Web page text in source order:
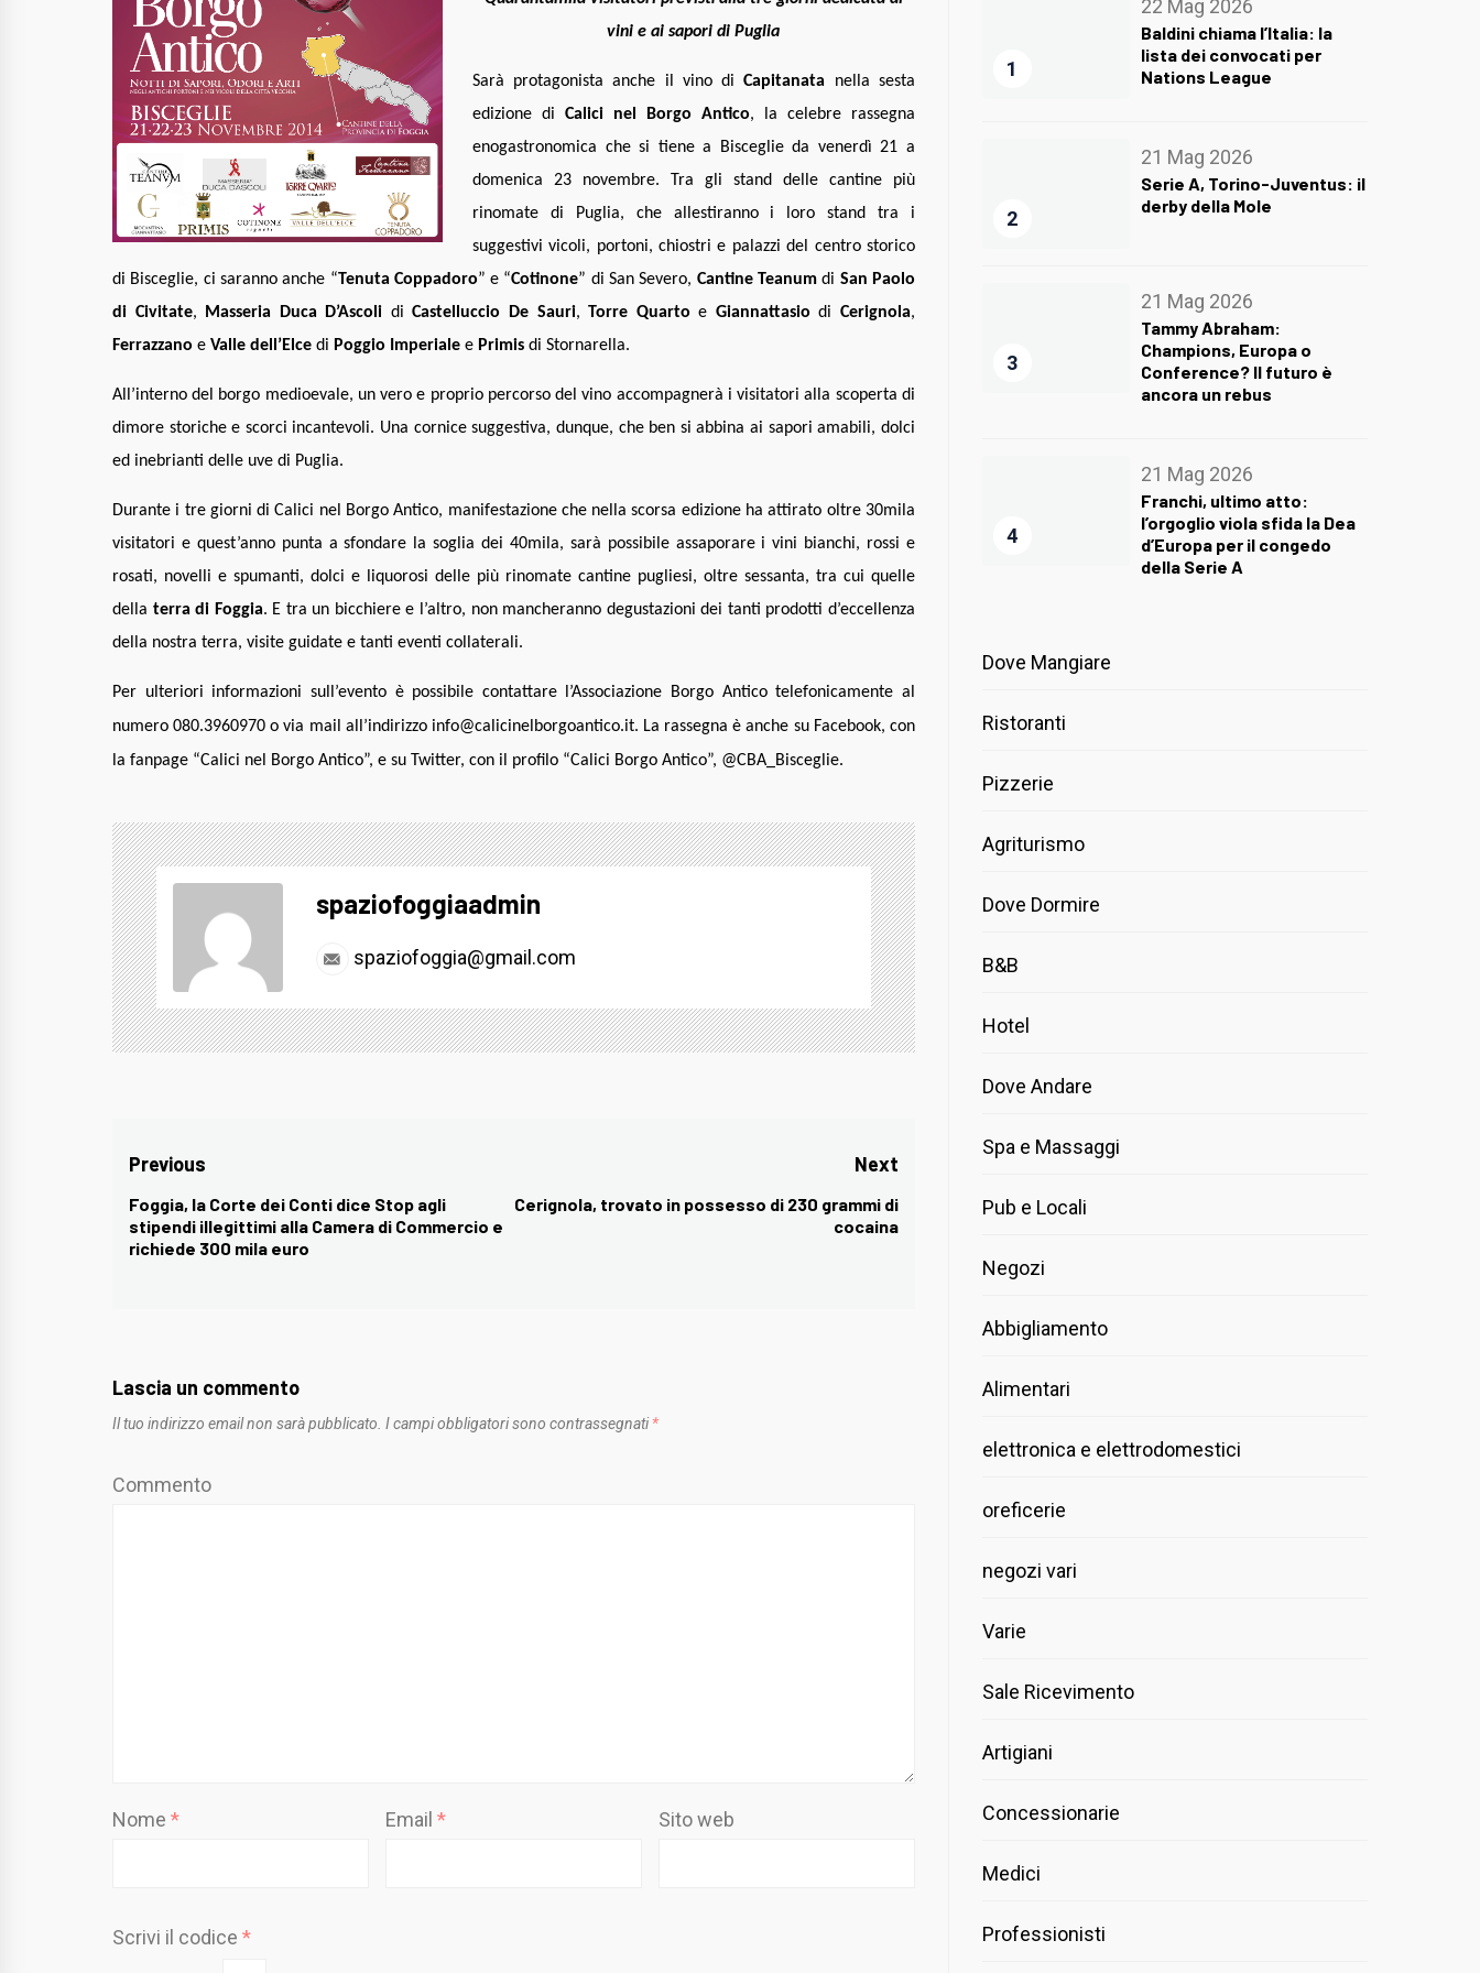
vini e ai sapori di Puglia
Sarà protagonista anche il vino diCapitanata nella sesta
edizione di Calici nel Borgo Antico, la celebre rassegna
enogastronomica che si tiene a Bisceglie da venerdì 21 a
domenica 23 novembre. Tra gli stand delle cantine più
rinomate di Puglia, che allestiranno i loro stand tra i
suggestivi vicoli, portoni, chiostri e palazzi del centro storico
di Bisceglie, ci saranno anche “Tenuta Coppadoro” e “Cotinone” di San Severo, Cantine Teanum di San Paolo
di Civitate, Masseria Duca D’Ascoli diCastelluccio De Sauri,Torre Quarto e Giannattasio diCerignola,
Ferrazzano e Valle dell’Elce di Poggio Imperiale e Primis di Stornarella.
All’interno del borgo medioevale, un vero e proprio percorso del vino accompagnerà i visitatori alla scoperta di
dimore storiche e scorci incantevoli. Una cornice suggestiva, dunque, che ben si abbina ai sapori amabili, dolci
ed inebrianti delle uve di Puglia.
Durante i tre giorni di Calici nel Borgo Antico, manifestazione che nella scorsa edizione ha attirato oltre 30mila
visitatori e quest’anno punta a sfondare la soglia dei 40mila, sarà possibile assaporare i vini bianchi, rossi e
rosati, novelli e spumanti, dolci e liquorosi delle più rinomate cantine pugliesi, oltre sessanta, tra cui quelle
della terra di Foggia. E tra un bicchiere e l’altro, non mancheranno degustazioni dei tanti prodotti d’eccellenza
della nostra terra, visite guidate e tanti eventi collaterali.
Per ulteriori informazioni sull’evento è possibile contattare l’Associazione Borgo Antico telefonicamente al
numero 080.3960970 o via mail all’indirizzo info@calicinelborgoantico.it. La rassegna è anche su Facebook, con
la fanpage “Calici nel Borgo Antico”, e su Twitter, con il profilo “Calici Borgo Antico”, @CBA_Bisceglie.
spaziofoggiaadmin
spaziofoggia@gmail.com
Navigazione
articoli
Previous
Previous
post:
Foggia, la Corte dei Conti dice Stop agli
stipendi illegittimi alla Camera di Commercio e
richiede 300 mila euro
Next
Next
post:
Cerignola, trovato in possesso di 230 grammi di
cocaina
Lascia un commento
Il tuo indirizzo email non sarà pubblicato. I campi obbligatori sono contrassegnati *
Commento
Nome * Email * Sito web
Scrivi il codice *
1
22 Mag 2026
Baldini chiama l’Italia: la
lista dei convocati per
Nations League
2
21 Mag 2026
Serie A, Torino-Juventus: il
derby della Mole
3
21 Mag 2026
Tammy Abraham:
Champions, Europa o
Conference? Il futuro è
ancora un rebus
4
21 Mag 2026
Franchi, ultimo atto:
l’orgoglio viola sfida la Dea
d’Europa per il congedo
della Serie A
Dove Mangiare
Ristoranti
Pizzerie
Agriturismo
Dove Dormire
B&B
Hotel
Dove Andare
Spa e Massaggi
Pub e Locali
Negozi
Abbigliamento
Alimentari
elettronica e elettrodomestici
oreficerie
negozi vari
Varie
Sale Ricevimento
Artigiani
Concessionarie
Medici
Professionisti